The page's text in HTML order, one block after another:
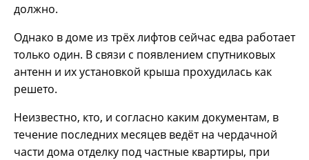
должно.
Однако в доме из трёх лифтов сейчас едва работает
только один. В связи с появлением спутниковых
антенн и их установкой крыша прохудилась как
решето.
Неизвестно, кто, и согласно каким документам, в
течение последних месяцев ведёт на чердачной
части дома отделку под частные квартиры, при